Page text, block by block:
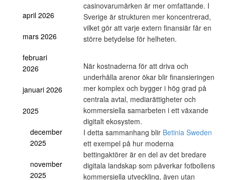
april 2026
mars 2026
februari
2026
januari 2026
2025
december
2025
november
2025
casinovarumärken är mer omfattande. I
Sverige är strukturen mer koncentrerad,
vilket gör att varje extern finansiär får en
större betydelse för helheten.
När kostnaderna för att driva och
underhålla arenor ökar blir finansieringen
mer komplex och bygger i hög grad på
centrala avtal, mediarättigheter och
kommersiella samarbeten i ett växande
digitalt ekosystem.
I detta sammanhang blir Betinia Sweden
ett exempel på hur moderna
bettingaktörer är en del av det bredare
digitala landskap som påverkar fotbollens
kommersiella utveckling, även utan